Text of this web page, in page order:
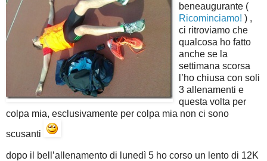
beneaugurante (
Ricominciamo! ) ,
ci ritroviamo che
qualcosa ho fatto
anche se la
settimana scorsa
l’ho chiusa con soli
3 allenamenti e
questa volta per
colpa mia, esclusivamente per colpa mia non ci sono
scusanti
dopo il bell’allenamento di lunedì 5 ho corso un lento di 12K